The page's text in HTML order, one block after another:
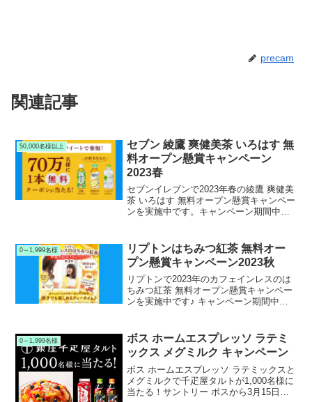
precam
関連記事
50,000名様以上
セブン 綾鷹 爽健美茶 いろはす 無
料オープン懸賞キャンペーン
2023春
セブンイレブンで2023年春の綾鷹 爽健美
茶 いろはす 無料オープン懸賞キャンペー
ンを実施中です。キャンペーン期間中に
と、抽選で70万名様に綾鷹または爽健美
茶 いろはす 無料引換クーポンが当たりま
す。
0～1,999名様
リプトンはちみつ紅茶 無料オー
プン懸賞キャンペーン2023秋
リプトンで2023年のカフェインレスのは
ちみつ紅茶 無料オープン懸賞キャンペー
ンを実施中です♪ キャンペーン期間中に
500名様にリプトン カフェインレスのは
ちみつ紅茶が当たります。
0～1,999名様
ボス ホームエスプレッソ ラテミ
ックス メグミルク キャンペーン
ボス ホームエスプレッソ ラテミックスと
メグミルクで千疋屋タルトが1,000名様に
当たる！サントリー ボスから3月15日に